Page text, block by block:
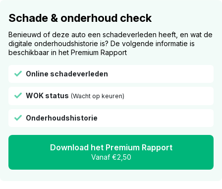
Schade & onderhoud check
Benieuwd of deze auto een schadeverleden heeft, en wat de
digitale onderhoudshistorie is? De volgende informatie is
beschikbaar in het Premium Rapport
Online schadeverleden
WOK status (Wacht op keuren)
Onderhoudshistorie
Download het Premium Rapport
Vanaf €2,50